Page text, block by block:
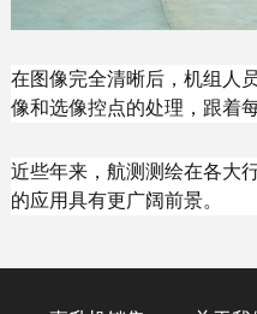
在图像完全清晰后，机组人
像和选像控点的处理，跟着
近些年来，航测测绘在各大
的应用具有更广阔前景。